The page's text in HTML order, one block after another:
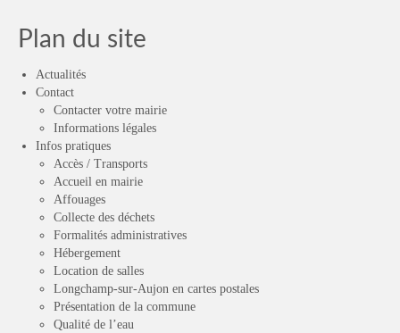
Plan du site
Actualités
Contact
Contacter votre mairie
Informations légales
Infos pratiques
Accès / Transports
Accueil en mairie
Affouages
Collecte des déchets
Formalités administratives
Hébergement
Location de salles
Longchamp-sur-Aujon en cartes postales
Présentation de la commune
Qualité de l’eau